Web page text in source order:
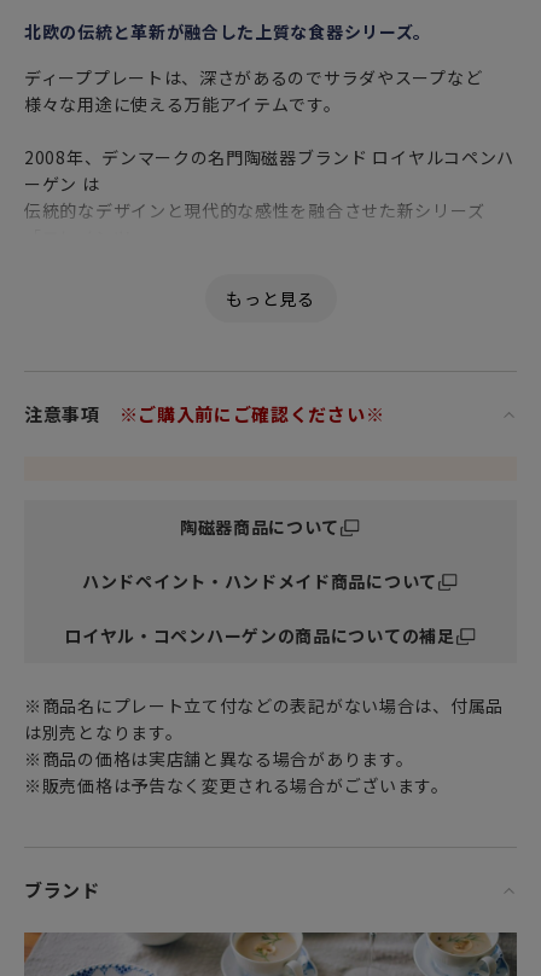
北欧の伝統と革新が融合した上質な食器シリーズ。
ディーププレートは、深さがあるのでサラダやスープなど
様々な用途に使える万能アイテムです。
2008年、デンマークの名門陶磁器ブランド ロイヤルコペンハ
ーゲン は
伝統的なデザインと現代的な感性を融合させた新シリーズ
■伝統と革新の融合
伝統的なモチーフを現代的に再解釈したデザインが特徴で
彼女は、革新的なデザインでデンマークデザイン界をリード
コンテンポラリー・デザインを代表するクリエーターの一人
インを手掛け
近年ロイヤルコペンハーゲンのテーブルウェアをデザインし
ています。
■高い実用性
すべてのアイテムが電子レンジ・食洗機対応で
日常使いから特別なシーンまで幅広く活躍します。
注意事項 ※ご購入前にご確認ください※
陶磁器商品について
ハンドペイント・ハンドメイド商品について
ロイヤル・コペンハーゲンの商品についての補足
※商品名にプレート立て付などの表記がない場合は、付属品
は別売となります。
※商品の価格は実店舗と異なる場合があります。
※販売価格は予告なく変更される場合がございます。
ブランド